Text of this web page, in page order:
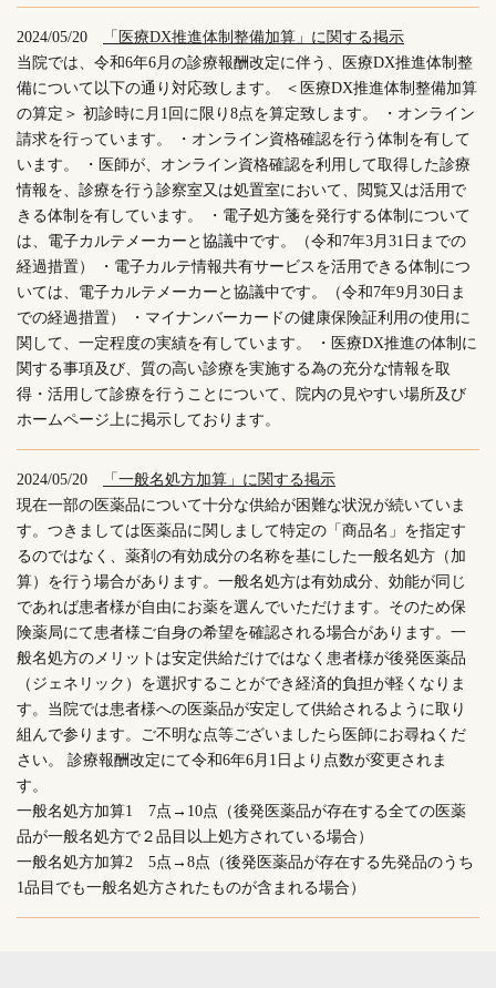
2024/05/20
「医療DX推進体制整備加算」に関する掲示
当院では、令和6年6月の診療報酬改定に伴う、医療DX推進体制整
備について以下の通り対応致します。 ＜医療DX推進体制整備加算
の算定＞ 初診時に月1回に限り8点を算定致します。 ・オンライン
請求を行っています。 ・オンライン資格確認を行う体制を有して
います。 ・医師が、オンライン資格確認を利用して取得した診療
情報を、診療を行う診察室又は処置室において、閲覧又は活用で
きる体制を有しています。 ・電子処方箋を発行する体制について
は、電子カルテメーカーと協議中です。（令和7年3月31日までの
経過措置） ・電子カルテ情報共有サービスを活用できる体制につ
いては、電子カルテメーカーと協議中です。（令和7年9月30日ま
での経過措置） ・マイナンバーカードの健康保険証利用の使用に
関して、一定程度の実績を有しています。 ・医療DX推進の体制に
関する事項及び、質の高い診療を実施する為の充分な情報を取
得・活用して診療を行うことについて、院内の見やすい場所及び
ホームページ上に掲示しております。
2024/05/20
「一般名処方加算」に関する掲示
現在一部の医薬品について十分な供給が困難な状況が続いていま
す。つきましては医薬品に関しまして特定の「商品名」を指定す
るのではなく、薬剤の有効成分の名称を基にした一般名処方（加
算）を行う場合があります。一般名処方は有効成分、効能が同じ
であれば患者様が自由にお薬を選んでいただけます。そのため保
険薬局にて患者様ご自身の希望を確認される場合があります。一
般名処方のメリットは安定供給だけではなく患者様が後発医薬品
（ジェネリック）を選択することができ経済的負担が軽くなりま
す。当院では患者様への医薬品が安定して供給されるように取り
組んで参ります。ご不明な点等ございましたら医師にお尋ねくだ
さい。 診療報酬改定にて令和6年6月1日より点数が変更されま
す。
一般名処方加算1 7点→10点（後発医薬品が存在する全ての医薬
品が一般名処方で２品目以上処方されている場合）
一般名処方加算2 5点→8点（後発医薬品が存在する先発品のうち
1品目でも一般名処方されたものが含まれる場合）